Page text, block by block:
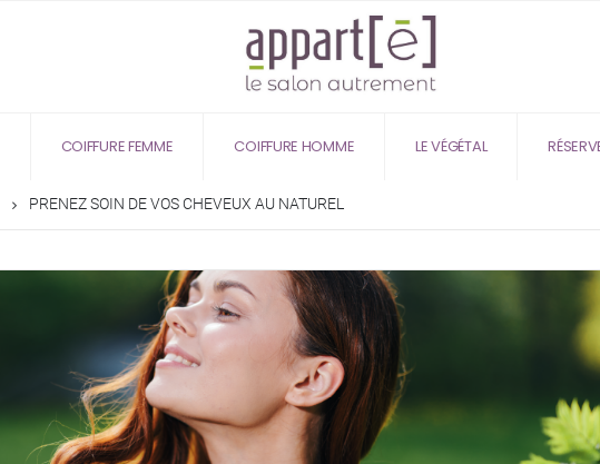
COIFFURE FEMME COIFFURE HOMME LE VÉGÉTAL
PRENEZ SOIN DE VOS CHEVEUX AU NATUREL